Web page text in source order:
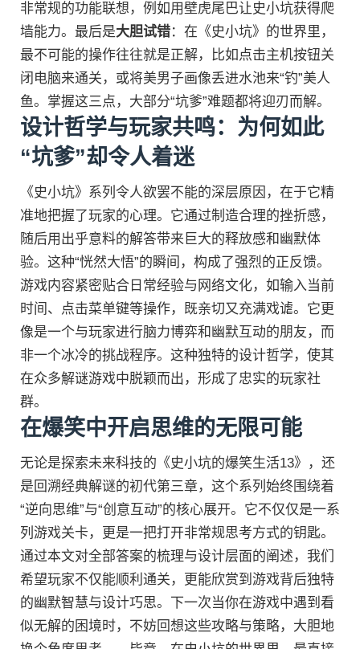
非常规的功能联想，例如用壁虎尾巴让史小坑获得爬
墙能力。最后是大胆试错：在《史小坑》的世界里，
最不可能的操作往往就是正解，比如点击主机按钮关
闭电脑来通关，或将美男子画像丢进水池来“钓”美人
鱼。掌握这三点，大部分“坑爹”难题都将迎刃而解。
设计哲学与玩家共鸣：为何如此
“坑爹”却令人着迷
《史小坑》系列令人欲罢不能的深层原因，在于它精
准地把握了玩家的心理。它通过制造合理的挫折感，
随后用出乎意料的解答带来巨大的释放感和幽默体
验。这种“恍然大悟”的瞬间，构成了强烈的正反馈。
游戏内容紧密贴合日常经验与网络文化，如输入当前
时间、点击菜单键等操作，既亲切又充满戏谑。它更
像是一个与玩家进行脑力博弈和幽默互动的朋友，而
非一个冰冷的挑战程序。这种独特的设计哲学，使其
在众多解谜游戏中脱颖而出，形成了忠实的玩家社
群。
在爆笑中开启思维的无限可能
无论是探索未来科技的《史小坑的爆笑生活13》，还
是回溯经典解谜的初代第三章，这个系列始终围绕着
“逆向思维”与“创意互动”的核心展开。它不仅仅是一系
列游戏关卡，更是一把打开非常规思考方式的钥匙。
通过本文对全部答案的梳理与设计层面的阐述，我们
希望玩家不仅能顺利通关，更能欣赏到游戏背后独特
的幽默智慧与设计巧思。下一次当你在游戏中遇到看
似无解的困境时，不妨回想这些攻略与策略，大胆地